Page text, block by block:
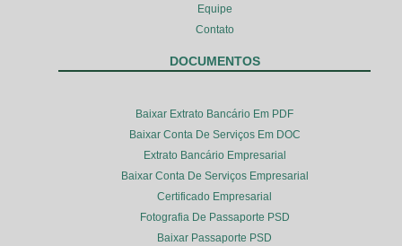
Equipe
Contato
DOCUMENTOS
Baixar Extrato Bancário Em PDF
Baixar Conta De Serviços Em DOC
Extrato Bancário Empresarial
Baixar Conta De Serviços Empresarial
Certificado Empresarial
Fotografia De Passaporte PSD
Baixar Passaporte PSD